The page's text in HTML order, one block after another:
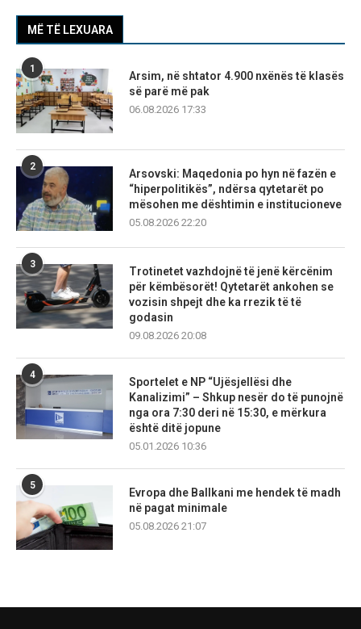
MË TË LEXUARA
1
Arsim, në shtator 4.900 nxënës të klasës
së parë më pak
06.08.2026 17:33
2
Arsovski: Maqedonia po hyn në fazën e
“hiperpolitikës”, ndërsa qytetarët po
mësohen me dështimin e institucioneve
05.08.2026 22:20
3
Trotinetet vazhdojnë të jenë kërcënim
për këmbësorët! Qytetarët ankohen se
vozisin shpejt dhe ka rrezik të të
godasin
09.08.2026 20:08
4
Sportelet e NP “Ujësjellësi dhe
Kanalizimi” – Shkup nesër do të punojnë
nga ora 7:30 deri në 15:30, e mërkura
është ditë jopune
05.01.2026 10:36
5
Evropa dhe Ballkani me hendek të madh
në pagat minimale
05.08.2026 21:07